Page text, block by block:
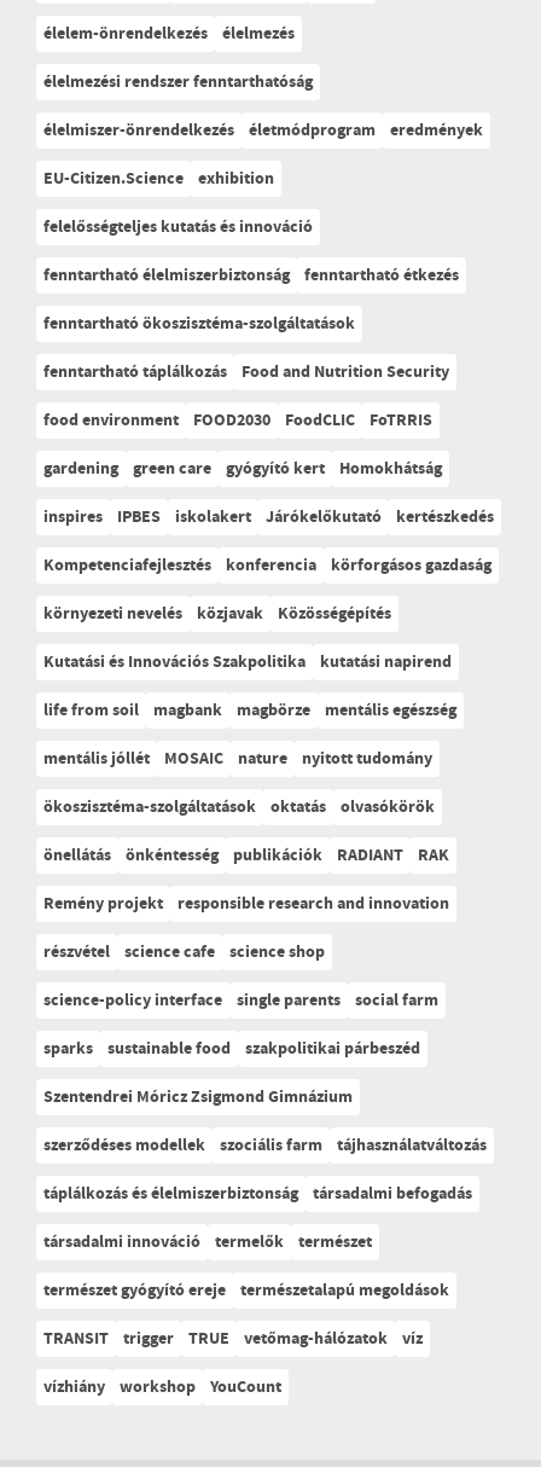
élelem-önrendelkezés élelmezés
élelmezési rendszer fenntarthatóság
élelmiszer-önrendelkezés életmódprogram eredmények
EU-Citizen.Science exhibition
felelősségteljes kutatás és innováció
fenntartható élelmiszerbiztonság fenntartható étkezés
fenntartható ökoszisztéma-szolgáltatások
fenntartható táplálkozás
Food and Nutrition Security
food environment
FOOD2030 FoodCLIC
FoTRRIS
gardening green care gyógyító kert
Homokhátság
inspires
IPBES iskolakert Járókelőkutató
kertészkedés
Kompetenciafejlesztés
konferencia
körforgásos gazdaság
környezeti nevelés
közjavak
Közösségépítés
Kutatási és Innovációs Szakpolitika
kutatási napirend
life from soil
magbank magbörze
mentális egészség
mentális jóllét
MOSAIC nature
nyitott tudomány
ökoszisztéma-szolgáltatások oktatás olvasókörök
önellátás önkéntesség publikációk RADIANT
RAK
Remény projekt
responsible research and innovation
részvétel science cafe science shop
science-policy interface single parents social farm
sparks sustainable food
szakpolitikai párbeszéd
Szentendrei Móricz Zsigmond Gimnázium
szerződéses modellek szociális farm tájhasználatváltozás
táplálkozás és élelmiszerbiztonság társadalmi befogadás
társadalmi innováció termelők természet
természet gyógyító ereje természetalapú megoldások
TRANSIT trigger TRUE vetőmag-hálózatok víz
vízhiány workshop YouCount